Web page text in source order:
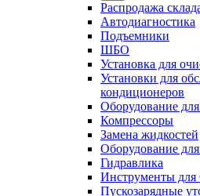
Распродажа
Автодиагностика
Подъемники
ШБО
Установка для
Установки для
кондиционеров
Оборудование
Компрессоры
Замена жидкостей
Оборудование
Гидравлика
Инструменты
Пускозарядные